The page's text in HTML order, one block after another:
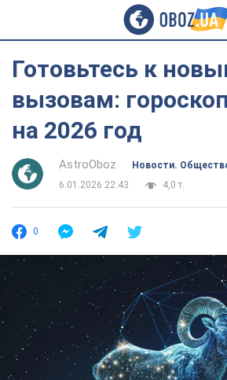
Готовьтесь к
вызовам:
на 2026 год
AstroOboz
Новости.
6.01.2026 22:43
4,0 т.
0